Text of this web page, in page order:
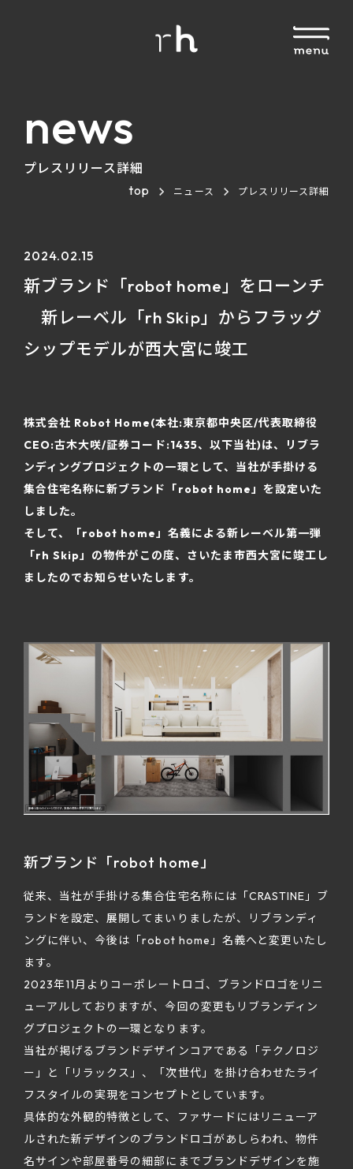
news
プレスリリース詳細
top
ニュース プレスリリース詳細
2024.02.15
新ブランド「robot home」をローンチ
新レーベル「rh Skip」からフラッグ
シップモデルが西大宮に竣工
株式会社 Robot Home(本社:東京都中央区/代表取締役
CEO:古木大咲/証券コード:1435、以下当社)は、リブラ
ンディングプロジェクトの一環として、当社が手掛ける
集合住宅名称に新ブランド「robot home」を設定いた
しました。
そして、「robot home」名義による新レーベル第一弾
「rh Skip」の物件がこの度、さいたま市西大宮に竣工し
ましたのでお知らせいたします。
新ブランド「robot home」
従来、当社が手掛ける集合住宅名称には「CRASTINE」ブ
ランドを設定、展開してまいりましたが、リブランディ
ングに伴い、今後は「robot home」名義へと変更いたし
ます。
2023年11月よりコーポレートロゴ、ブランドロゴをリニ
ューアルしておりますが、今回の変更もリブランディン
グプロジェクトの一環となります。
当社が掲げるブランドデザインコアである「テクノロジ
ー」と「リラックス」、「次世代」を掛け合わせたライ
フスタイルの実現をコンセプトとしています。
具体的な外観的特徴として、ファサードにはリニューア
ルされた新デザインのブランドロゴがあしらわれ、物件
名サインや部屋番号の細部にまでブランドデザインを施